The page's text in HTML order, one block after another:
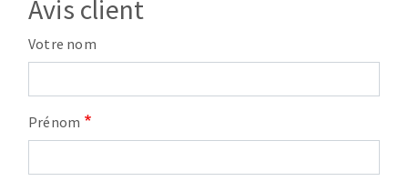
Avis client
Votre nom
Prénom